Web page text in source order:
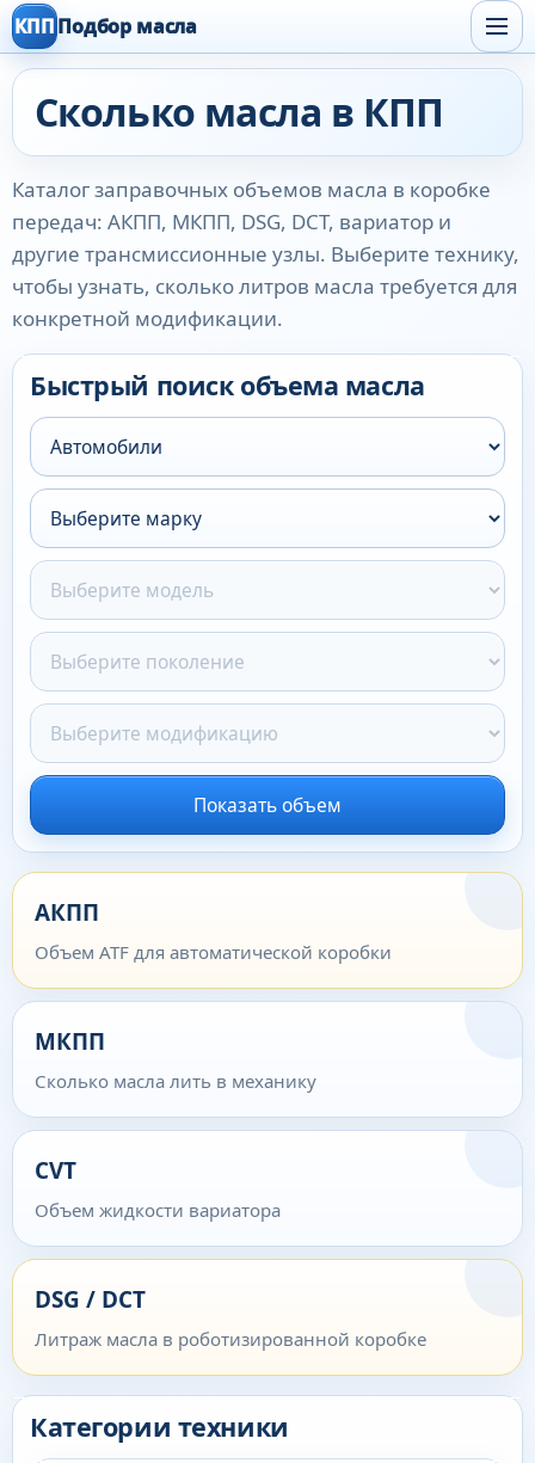
КПППодбор масла
Сколько масла в КПП
Каталог заправочных объемов масла в коробке
передач: АКПП, МКПП, DSG, DCT, вариатор и
другие трансмиссионные узлы. Выберите технику,
чтобы узнать, сколько литров масла требуется для
конкретной модификации.
Быстрый поиск объема масла
Показать объем
АКПП
Объем ATF для автоматической коробки
МКПП
Сколько масла лить в механику
CVT
Объем жидкости вариатора
DSG / DCT
Литраж масла в роботизированной коробке
Категории техники